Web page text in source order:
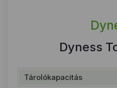
Dyness
Tárolókapacitás